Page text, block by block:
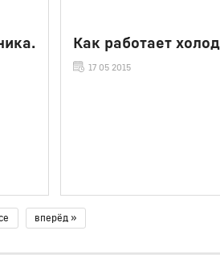
Как работает
17 05 2015
вперёд »